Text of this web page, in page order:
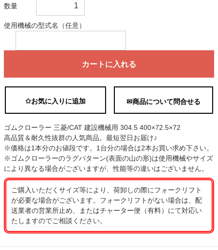
数量
使用機械の型式名（任意）
カートに入れる
✩お気に入りに追加 ✉商品について問合せる
ゴムクローラー 三菱/CAT 建設機械用 304.5 400×72.5×72
高品質＆耐久性抜群の人気商品。最短翌日お届け♪
※価格は1本分のお値段です。1台分の場合は2本お買い求め下さい。
※ゴムクローラーのラグパターン(表面の山の形)は使用機械やサイズ
により異なる場合がございますが、性能等の違いはございません。
ご購入いただくサイズ等により、荷卸しの際にフォークリフト
が必要な場合がございます。フォークリフトがない場合は、配
送業者の営業所止め、またはチャーター便（有料）にて対応い
たしますのでご相談ください。